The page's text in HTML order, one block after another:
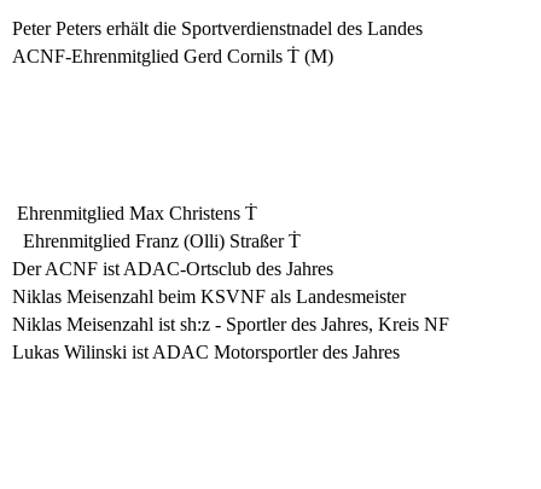
Peter Peters erhält die Sportverdienstnadel des Landes
ACNF-Ehrenmitglied Gerd Cornils Ṫ (M)
Ehrenmitglied Max Christens Ṫ
Ehrenmitglied Franz (Olli) Straßer Ṫ
Der ACNF ist ADAC-Ortsclub des Jahres
Niklas Meisenzahl beim KSVNF als Landesmeister
Niklas Meisenzahl ist sh:z - Sportler des Jahres, Kreis NF
Lukas Wilinski ist ADAC Motorsportler des Jahres